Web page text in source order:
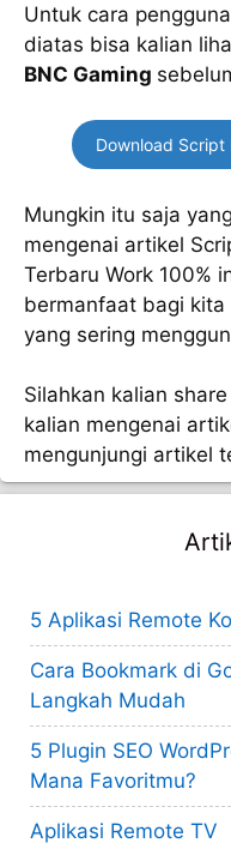
Untuk cara
diatas bisa kalian
BNC Gaming
Download Script
Mungkin itu saja
mengenai artikel
Terbaru Work 100%
bermanfaat bagi kita
yang sering
Silahkan kalian
kalian mengenai
mengunjungi artikel
5 Aplikasi Remote
Cara Bookmark di
Langkah Mudah
5 Plugin SEO
Mana Favoritmu?
Aplikasi Remote TV